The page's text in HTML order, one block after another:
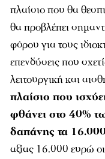
πλαίσιο που θα
θα προβλέπει
φόρου για τους
επενδύσεις που
λειτουργική και
πλαίσιο που
φθάνει στο 40%
δαπάνης τα
αξίας 16.000 ευρώ